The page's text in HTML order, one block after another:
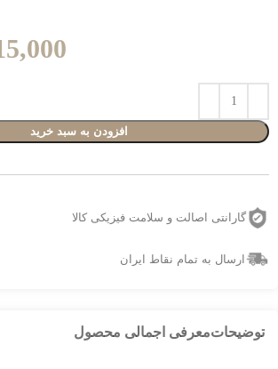
افزودن به سبد خرید
گارانتی اصالت و سلامت فیزیکی کالا
ارسال به تمام نقاط ایران
توضیحاتمعرفی اجمالی محصول